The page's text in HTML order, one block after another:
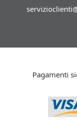
Pagamenti